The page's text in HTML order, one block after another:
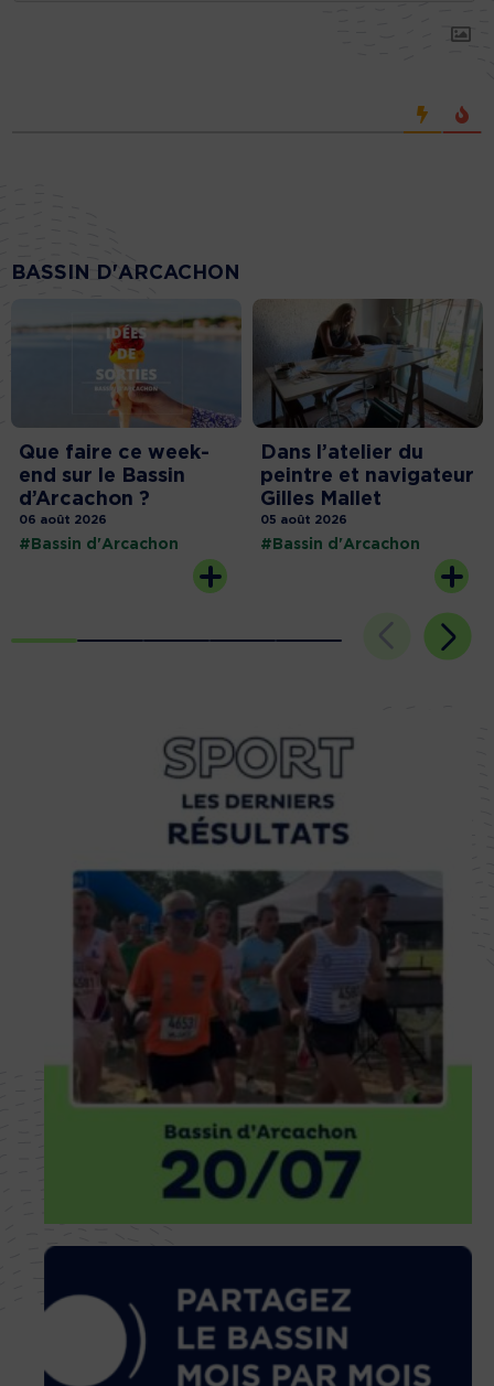
BASSIN D'ARCACHON
Que faire ce week-
end sur le Bassin
d’Arcachon ?
06 août 2026
#Bassin d'Arcachon
Dans l’atelier du
peintre et navigateur
Gilles Mallet
05 août 2026
#Bassin d'Arcachon